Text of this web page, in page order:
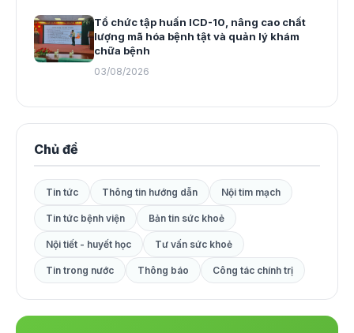
Tổ chức tập huấn ICD-10, nâng cao chất
lượng mã hóa bệnh tật và quản lý khám
chữa bệnh
03/08/2026
Chủ đề
Tin tức Thông tin hướng dẫn Nội tim mạch
Tin tức bệnh viện Bản tin sức khoẻ
Nội tiết - huyết học Tư vấn sức khoẻ
Tin trong nước Thông báo Công tác chính trị